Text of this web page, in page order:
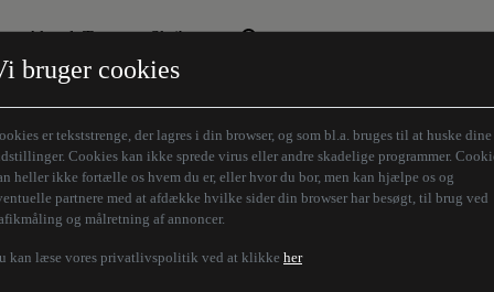
bruger cookies
er tekststrenge, der lagres i din browser, og som bl.a. bruges til at huske dine
Cookies kan ikke sprede virus eller andre skadelige programmer.
heller ikke fortælle os hvem du er, eller hvor du bor, men kan hjælpe os og
partnere med at afdække hvilke sider din browser har besøgt, til brug ved
og målretning af annoncer.
kan læse vores privatlivspolitik ved at klikke her
Aktuelt Tema
Den borgelige brille
Humaniora forfra
Store Danskere
Skribenter
Z-aksen